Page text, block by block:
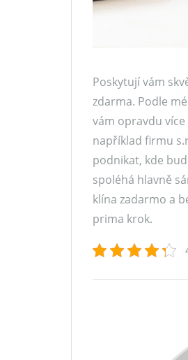
Poskytují vám
zdarma. Podle
vám opravdu
například firmu
podnikat, kde
spoléhá hlavně
klína zadarmo a
prima krok.